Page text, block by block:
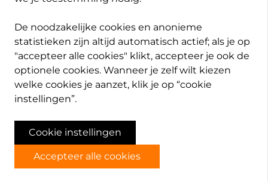
PB-Protection
info@pb-protection.nl
040 2063026
© PB Protection
De noodzakelijke cookies en anonieme
statistieken zijn altijd automatisch actief; als je op
"accepteer alle cookies" klikt, accepteer je ook de
optionele cookies. Wanneer je zelf wilt kiezen
welke cookies je aanzet, klik je op “cookie
instellingen”.
Cookie instellingen
Accepteer alle cookies